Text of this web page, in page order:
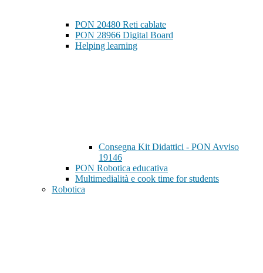
PON 20480 Reti cablate
PON 28966 Digital Board
Helping learning
Consegna Kit Didattici - PON Avviso
19146
PON Robotica educativa
Multimedialità e cook time for students
Robotica